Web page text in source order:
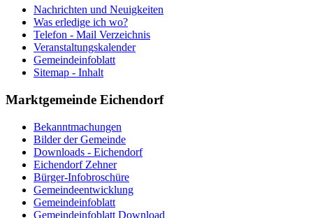
Nachrichten und Neuigkeiten
Was erledige ich wo?
Telefon - Mail Verzeichnis
Veranstaltungskalender
Gemeindeinfoblatt
Sitemap - Inhalt
Marktgemeinde Eichendorf
Bekanntmachungen
Bilder der Gemeinde
Downloads - Eichendorf
Eichendorf Zehner
Bürger-Infobroschüre
Gemeindeentwicklung
Gemeindeinfoblatt
Gemeindeinfoblatt Download